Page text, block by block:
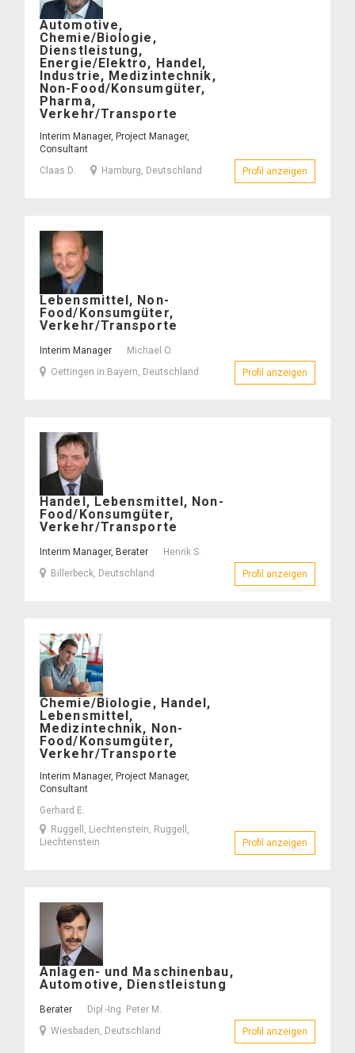
Claas
D.
–
Automotive,
Chemie/Biologie,
Dienstleistung,
Energie/Elektro, Handel,
Industrie, Medizintechnik,
Non-Food/Konsumgüter,
Pharma,
Verkehr/Transporte
Interim Manager, Project Manager,
Consultant
Claas D.
Hamburg, Deutschland Profil anzeigen
Michael
O.
–
Lebensmittel, Non-
Food/Konsumgüter,
Verkehr/Transporte
Interim Manager
Michael O.
Oettingen in Bayern, Deutschland
Profil anzeigen
Henrik
S.
–
Handel, Lebensmittel, Non-
Food/Konsumgüter,
Verkehr/Transporte
Interim Manager, Berater
Henrik S.
Billerbeck, Deutschland
Profil anzeigen
Gerhard
E.
–
Chemie/Biologie, Handel,
Lebensmittel,
Medizintechnik, Non-
Food/Konsumgüter,
Verkehr/Transporte
Interim Manager, Project Manager,
Consultant
Gerhard E.
Ruggell, Liechtenstein, Ruggell,
Liechtenstein
Profil anzeigen
Dipl.-
Ing.
M.
–
Anlagen- und Maschinenbau,
Automotive, Dienstleistung
Berater
Dipl.-Ing. Peter M.
Wiesbaden, Deutschland
Profil anzeigen